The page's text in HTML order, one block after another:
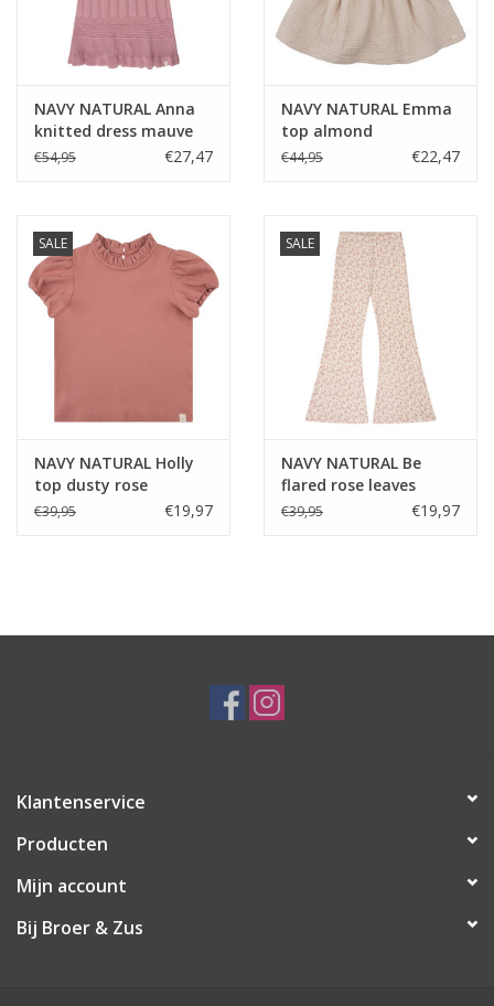
NAVY NATURAL Anna
knitted dress mauve
€54,95 €27,47
NAVY NATURAL Emma
top almond
mousseline
€44,95 €22,47
SALE
NAVY NATURAL Holly
top dusty rose
€39,95 €19,97
SALE
NAVY NATURAL Be
flared rose leaves
€39,95 €19,97
Klantenservice
Producten
Mijn account
Bij Broer & Zus